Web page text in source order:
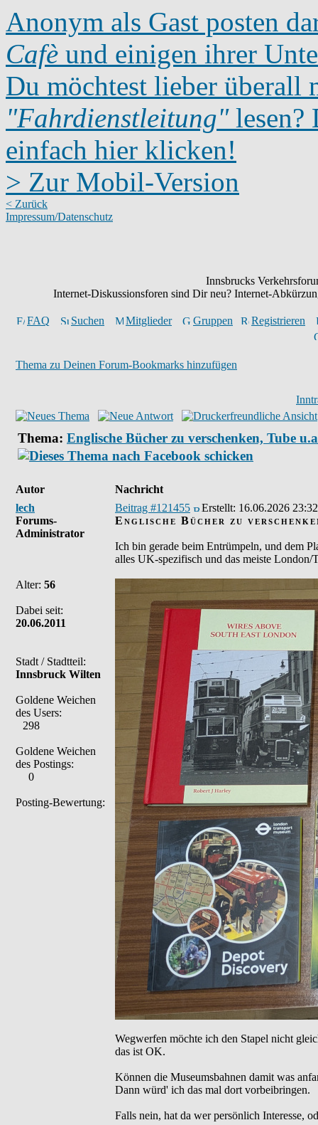
Anonym als Gast posten
Cafè und einigen ihrer
Du möchtest lieber überall
"Fahrdienstleitung"lesen?
einfach hier klicken!
> Zur Mobil-Version
< Zurück
Impressum/Datenschutz
Innsbrucks
Internet-Diskussionsforen sind Dir neu? Internet-
FAQ Suchen Mitglieder Gruppen Registrieren
Thema zu Deinen Forum-Bookmarks hinzufügen
Thema: Englische Bücher zu verschenken, Tube
Autor
Nachricht
lech
Forums-
Administrator
Alter: 56
Dabei seit:
20.06.2011
Stadt / Stadtteil:
Innsbruck Wilten
Goldene Weichen
des Users:
298
Goldene Weichen
des Postings:
0
Posting-Bewertung:
Beitrag #121455 Erstellt: 16.06.2026 23:32
Englische Bücher zu
Ich bin gerade beim Entrümpeln, und dem
alles UK-spezifisch und das meiste London/
Wegwerfen möchte ich den Stapel nicht
das ist OK.
Können die Museumsbahnen damit was
Dann würd' ich das mal dort vorbeibringen.
Falls nein, hat da wer persönlich Interesse,